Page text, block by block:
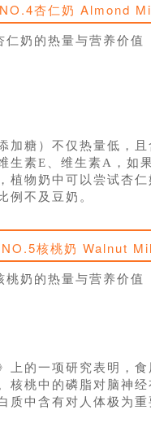
NO.4杏仁奶 Almond
仁奶的热量与营养价值
加糖）不仅热量低，
生素E、维生素A，如
植物奶中可以尝试杏
例不及豆奶。
NO.5核桃奶 Walnut
桃奶的热量与营养价值
上的一项研究表明，
核桃中的磷脂对脑神
质中含有对人体极为重